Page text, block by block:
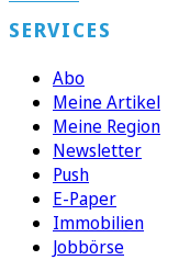
SERVICES
Abo
Meine Artikel
Meine Region
Newsletter
Push
E-Paper
Immobilien
Jobbörse